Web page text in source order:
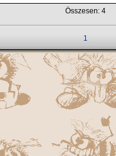
Összesen: 4
1